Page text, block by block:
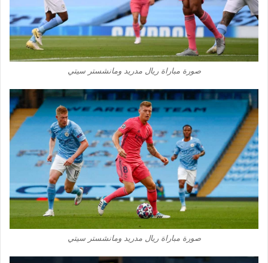
صورة مباراة ريال مدريد ومانشستر سيتي
صورة مباراة ريال مدريد ومانشستر سيتي